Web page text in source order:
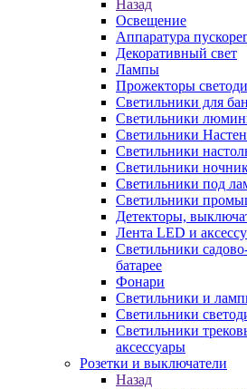
Назад
Освещение
Аппаратура
Декоративный свет
Лампы
Прожекторы
Светильники для
Светильники
Светильники
Светильники
Светильники
Светильники под
Светильники
Детекторы,
Лента LED и
Светильники
батарее
Фонари
Светильники и
Светильники
Светильники
аксессуары
Розетки и выключатели
Назад